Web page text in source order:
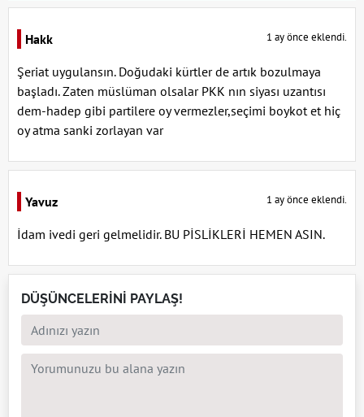
Hakk 1 ay önce eklendi.
Şeriat uygulansın. Doğudaki kürtler de artık bozulmaya
başladı. Zaten müslüman olsalar PKK nın siyası uzantısı
dem-hadep gibi partilere oy vermezler,seçimi boykot et hiç
oy atma sanki zorlayan var
Yavuz 1 ay önce eklendi.
İdam ivedi geri gelmelidir. BU PİSLİKLERİ HEMEN ASIN.
DÜŞÜNCELERİNİ PAYLAŞ!